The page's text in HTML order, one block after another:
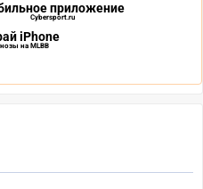
приложение
Cybersport.ru
iPhone
на MLBB